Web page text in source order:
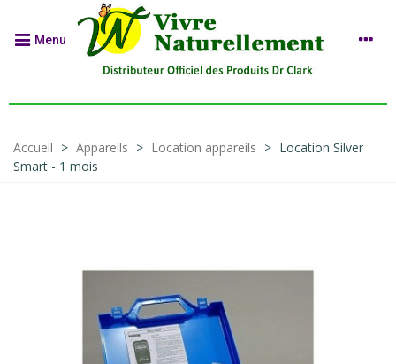
Menu
Accueil > Appareils > Location appareils > Location Silver
Smart - 1 mois